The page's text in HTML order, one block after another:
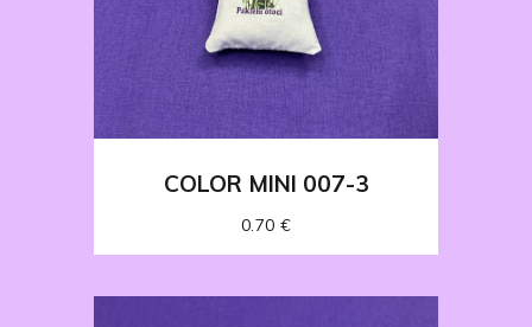
COLOR MINI 007-3
0.70 €